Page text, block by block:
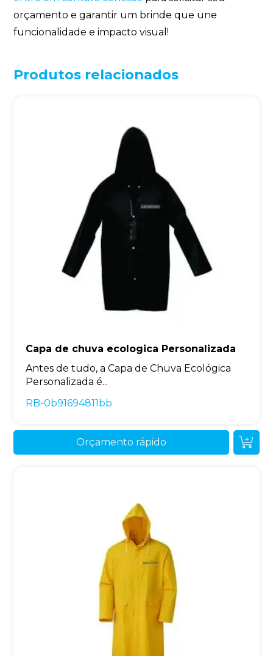
orçamento e garantir um brinde que une
funcionalidade e impacto visual!
Produtos relacionados
Capa de chuva ecologica Personalizada
Antes de tudo, a Capa de Chuva Ecológica
Personalizada é...
RB-0b91694811bb
Orçamento rápido